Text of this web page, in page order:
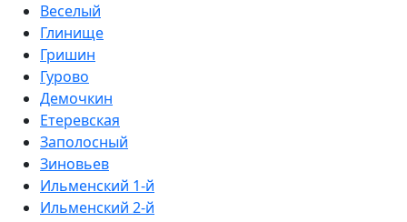
Веселый
Глинище
Гришин
Гурово
Демочкин
Етеревская
Заполосный
Зиновьев
Ильменский 1-й
Ильменский 2-й